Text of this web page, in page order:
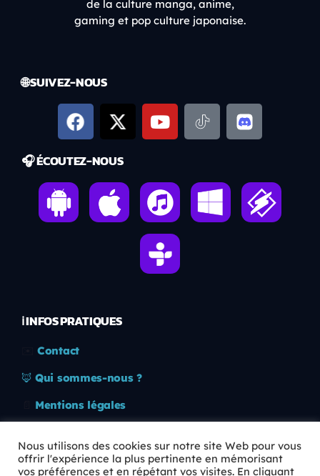
de la culture manga, anime,
gaming et pop culture japonaise.
🌐 SUIVEZ-NOUS
🎧 ÉCOUTEZ-NOUS
ℹ️ INFOS PRATIQUES
Contact
🦊 Qui sommes-nous ?
Mentions légales
🛡️ RGPD
Nous utilisons des cookies sur notre site Web pour vous
offrir l'expérience la plus pertinente en mémorisant
vos préférences et en répétant vos visites. En cliquant